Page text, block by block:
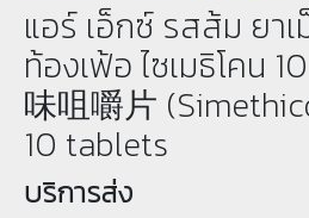
แอร์ เอ็กซ์ รสส้ม ยา
ท้องเฟ้อ ไซเมธิโคน
味咀嚼片
10 tablets
บริการส่ง